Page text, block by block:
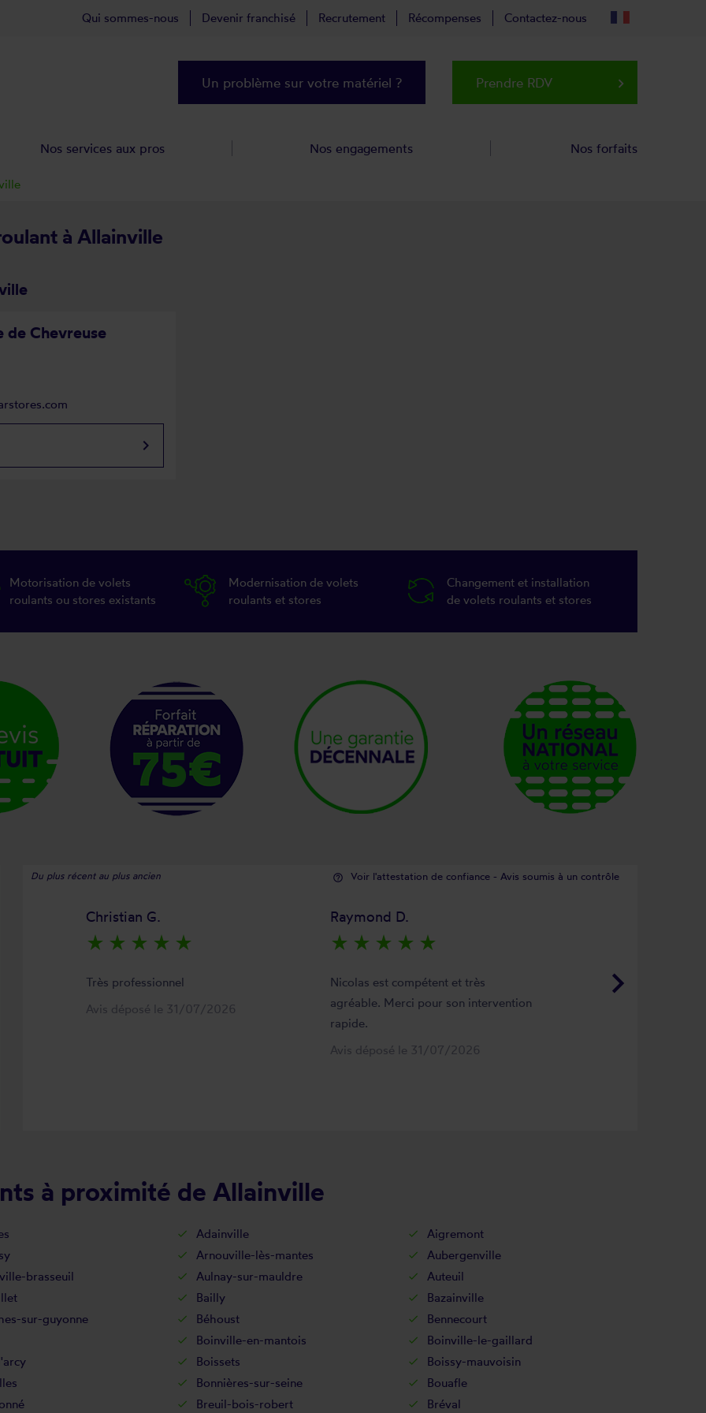
à Allainville
de Chevreuse
keyboard_arrow_right
Motorisation de volets
roulants ou stores existants
Modernisation de volets
roulants et stores
Changement et installation
de volets roulants et stores
Du plus récent au plus ancien help_outline Voir l'attestation de confiance - Avis soumis à un contrôle
keyboard_arrow_right
Christian G.
star_rate star_rate star_rate star_rate star_rate
Très professionnel
Avis déposé le 31/07/2026
Raymond D.
star_rate star_rate star_rate star_rate star_rate
Nicolas est compétent et très
agréable. Merci pour son intervention
rapide.
Avis déposé le 31/07/2026
à proximité de Allainville
Adainville
Aigremont
Arnouville-lès-mantes
Aubergenville
brasseuil Aulnay-sur-mauldre
Auteuil
Bailly
Bazainville
sur-guyonne Béhoust
Bennecourt
Boinville-en-mantois
Boinville-le-gaillard
Boissets
Boissy-mauvoisin
Bonnières-sur-seine
Bouafle
Breuil-bois-robert
Bréval
Qui sommes-nous Devenir franchisé Recrutement Récompenses Contactez-nous
Un problème sur votre matériel ? Prendre RDV keyboard_arrow_right
Nos services aux pros Nos engagements Nos forfaits